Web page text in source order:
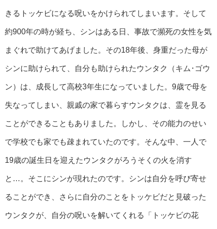
きるトッケビになる呪いをかけられてしまいます。そして
約900年の時が経ち、シンはある日、事故で瀕死の女性を気
まぐれで助けてあげました。その18年後、身重だった母が
シンに助けられて、自分も助けられたウンタク（キム･ゴウ
ン）は、成長して高校3年生になっていました。9歳で母を
失なってしまい、親戚の家で暮らすウンタクは、霊を見る
ことができることもありました。しかし、その能力のせい
で学校でも家でも疎まれていたのです。そんな中、一人で
19歳の誕生日を迎えたウンタクがろうそくの火を消す
と…。そこにシンが現れたのです。シンは自分を呼び寄せ
ることができ、さらに自分のことをトッケビだと見破った
ウンタクが、自分の呪いを解いてくれる「トッケビの花